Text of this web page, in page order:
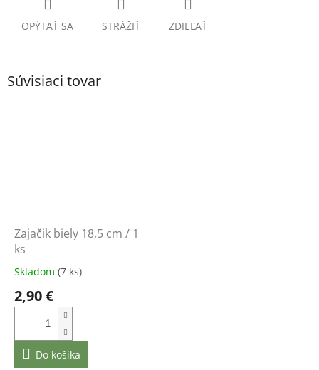
OPÝTAŤ SA STRÁŽIŤ ZDIEĽAŤ
Súvisiaci tovar
Zajačik biely 18,5 cm / 1
ks
Skladom (7 ks)
2,90 €
Do košíka